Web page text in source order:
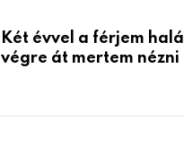
Két évvel a férjem
végre át mertem nézni
életemet